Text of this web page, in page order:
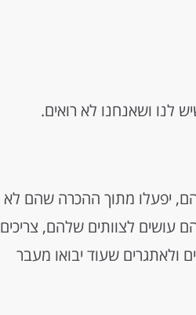
לנו ושאנחנו לא רואים.
יפעלו מתוך ההכרה שהם לא
עושים לצוותים שלהם, צריכים
ולאתגרים שעוד יבואו מעבר